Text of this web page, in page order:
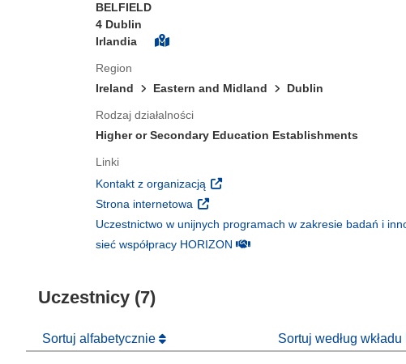
BELFIELD
4 Dublin
Irlandia
Region
Ireland
Eastern and Midland Dublin
Rodzaj działalności
Higher or Secondary Education Establishments
Linki
Kontakt z organizacją (odnośnik otworzy się w nowym oknie)
Strona internetowa (odnośnik otworzy się w nowym oknie)
Uczestnictwo w unijnych programach w zakresie badań i
sieć współpracy HORIZON(odnośnik otworzy się w nowym
Uczestnicy (7)
Sortuj alfabetycznie Sortuj według